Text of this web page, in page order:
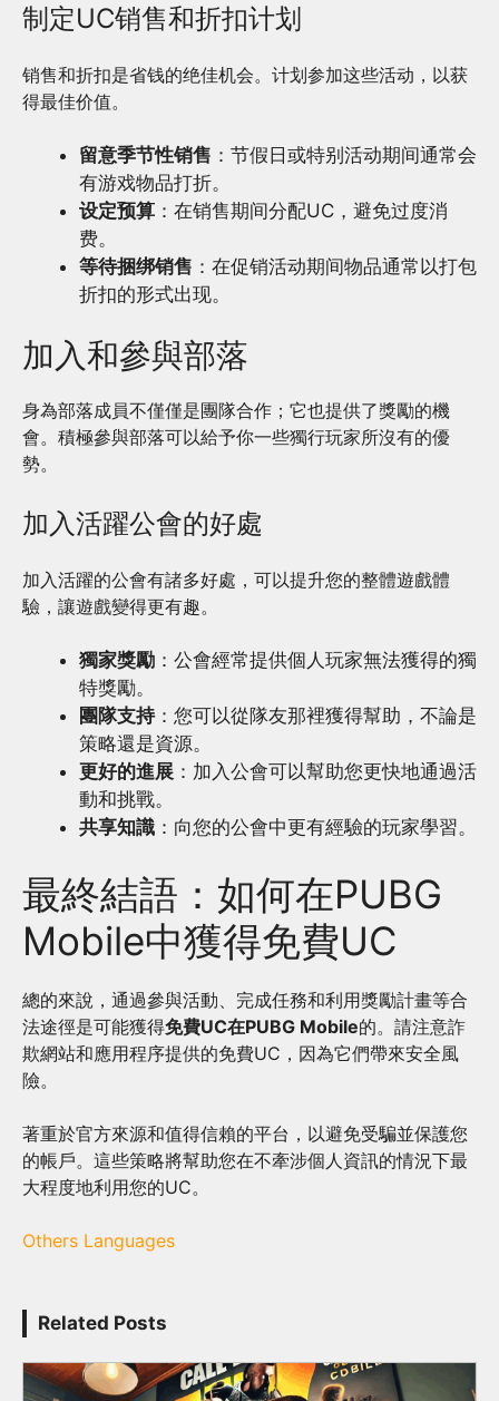
制定UC销售和折扣计划
销售和折扣是省钱的绝佳机会。计划参加这些活动，以获
得最佳价值。
留意季节性销售 ：节假日或特别活动期间通常会
有游戏物品打折。
设定预算 ：在销售期间分配UC，避免过度消
费。
等待捆绑销售 ：在促销活动期间物品通常以打包
折扣的形式出现。
加入和參與部落
身為部落成員不僅僅是團隊合作；它也提供了獎勵的機
會。積極參與部落可以給予你一些獨行玩家所沒有的優
勢。
加入活躍公會的好處
加入活躍的公會有諸多好處，可以提升您的整體遊戲體
驗，讓遊戲變得更有趣。
獨家獎勵 ：公會經常提供個人玩家無法獲得的獨
特獎勵。
團隊支持：您可以從隊友那裡獲得幫助，不論是
策略還是資源。
更好的進展 ：加入公會可以幫助您更快地通過活
動和挑戰。
共享知識 ：向您的公會中更有經驗的玩家學習。
最終結語：如何在PUBG
Mobile中獲得免費UC
總的來說，通過參與活動、完成任務和利用獎勵計畫等合
法途徑是可能獲得免費UC在PUBG Mobile的。請注意詐
欺網站和應用程序提供的免費UC，因為它們帶來安全風
險。
著重於官方來源和值得信賴的平台，以避免受騙並保護您
的帳戶。這些策略將幫助您在不牽涉個人資訊的情況下最
大程度地利用您的UC。
Others Languages
Related Posts